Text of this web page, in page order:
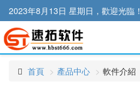
2023年8月13日 星期日，歡迎光臨！
首頁 產品中心 軟件介紹